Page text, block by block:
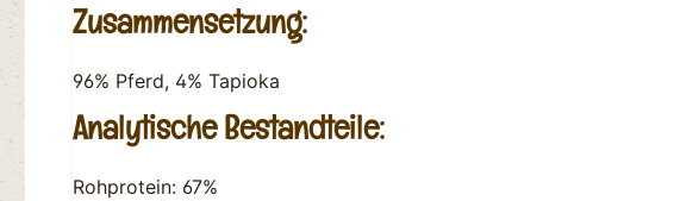
Zusammensetzung:
96% Pferd, 4% Tapioka
Analytische Bestandteile:
Rohprotein: 67%